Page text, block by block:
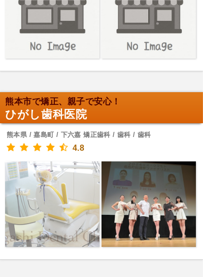
熊本市で矯正、親子で安心！
ひがし歯科医院
熊本県 / 嘉島町 / 下六嘉 矯正歯科 / 歯科 / 歯科
4.8